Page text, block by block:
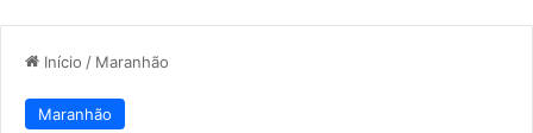
Início / Maranhão
Maranhão